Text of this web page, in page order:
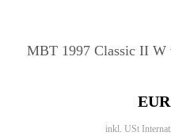
MBT 1997 Classic II W
inkl. USt